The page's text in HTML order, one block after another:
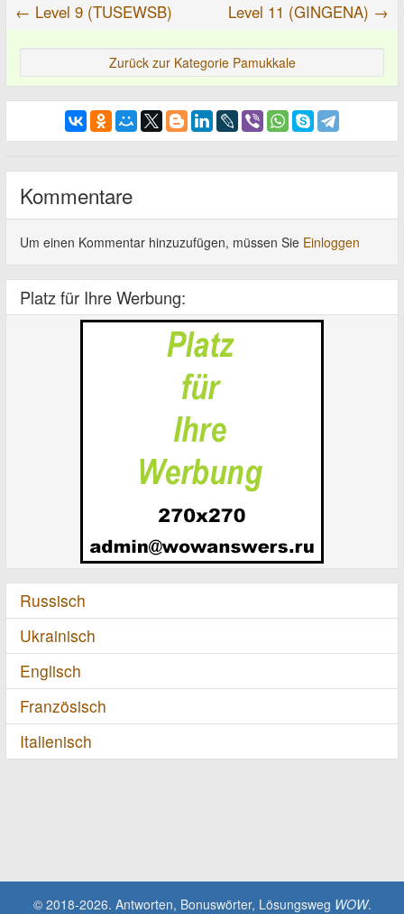
← Level 9 (TUSEWSB) Level 11 (GINGENA) →
Zurück zur Kategorie Pamukkale
Kommentare
Um einen Kommentar hinzuzufügen, müssen Sie Einloggen
Platz für Ihre Werbung:
Russisch
Ukrainisch
Englisch
Französisch
Italienisch
© 2018-2026. Antworten, Bonuswörter, Lösungsweg WOW.